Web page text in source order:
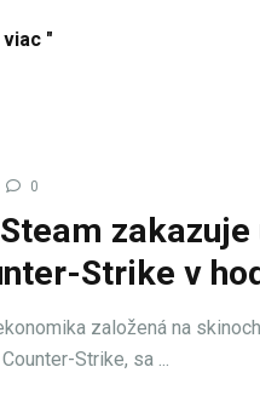
"
0
Strike v
založená na
Strike, sa ...